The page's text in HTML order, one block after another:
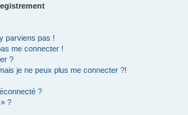
parviens pas !
me connecter !
?
je ne peux plus me connecter ?!
?
?